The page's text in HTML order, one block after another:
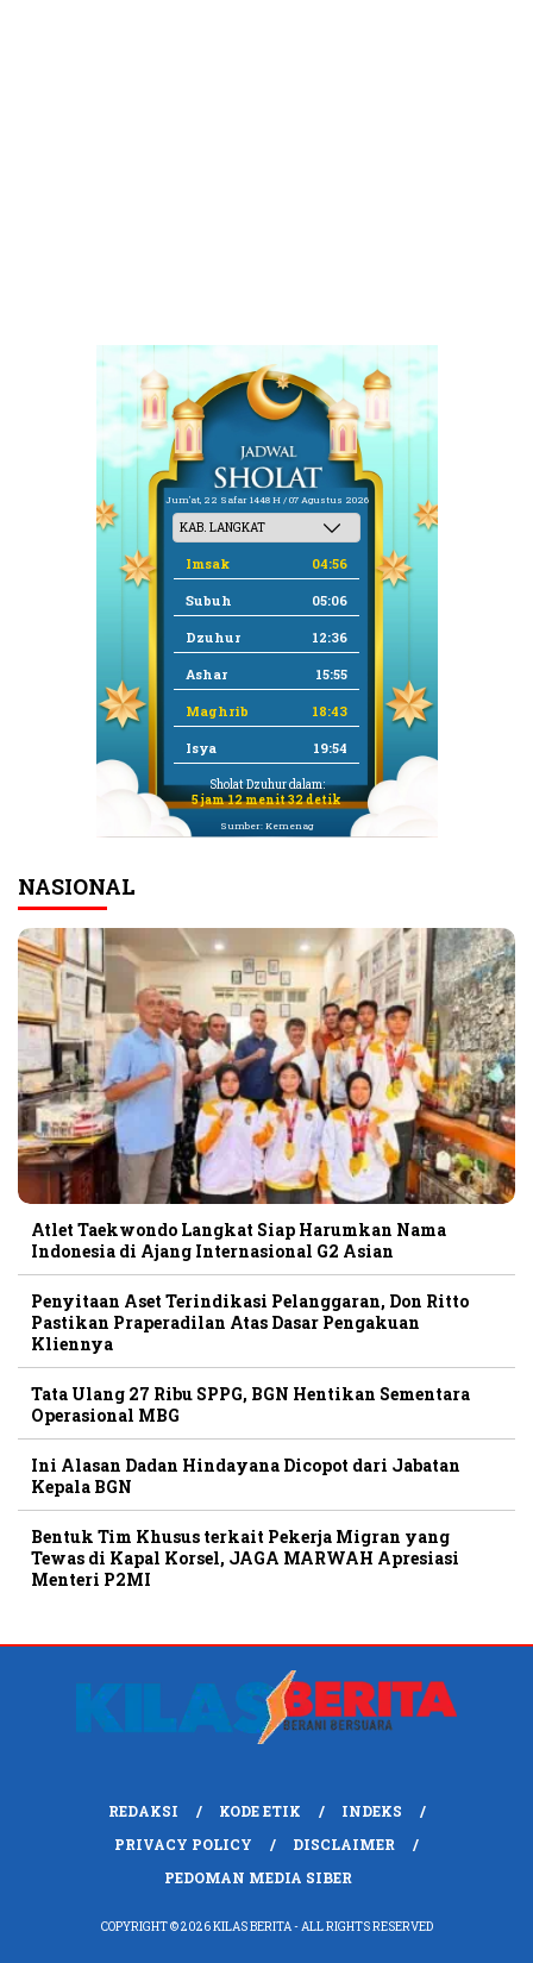
Jum'at, 22 Safar 1448 H / 07 Agustus 2026
Imsak 04:56
Subuh 05:06
Dzuhur 12:36
Ashar 15:55
Maghrib 18:43
Isya 19:54
Sholat Dzuhur dalam:
5 jam 12 menit 32 detik
Sumber: Kemenag
NASIONAL
Atlet Taekwondo Langkat Siap Harumkan Nama
Indonesia di Ajang Internasional G2 Asian
Penyitaan Aset Terindikasi Pelanggaran, Don Ritto
Pastikan Praperadilan Atas Dasar Pengakuan
Kliennya
Tata Ulang 27 Ribu SPPG, BGN Hentikan Sementara
Operasional MBG
Ini Alasan Dadan Hindayana Dicopot dari Jabatan
Kepala BGN
Bentuk Tim Khusus terkait Pekerja Migran yang
Tewas di Kapal Korsel, JAGA MARWAH Apresiasi
Menteri P2MI
REDAKSI KODE ETIK
INDEKS
PRIVACY POLICY
DISCLAIMER
PEDOMAN MEDIA SIBER
COPYRIGHT © 2026 KILAS BERITA - ALL RIGHTS RESERVED